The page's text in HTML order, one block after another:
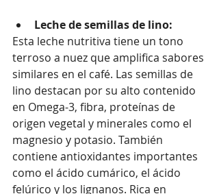
Leche de semillas de lino:
Esta leche nutritiva tiene un tono
terroso a nuez que amplifica sabores
similares en el café. Las semillas de
lino destacan por su alto contenido
en Omega-3, fibra, proteínas de
origen vegetal y minerales como el
magnesio y potasio. También
contiene antioxidantes importantes
como el ácido cumárico, el ácido
felúrico y los lignanos. Rica en